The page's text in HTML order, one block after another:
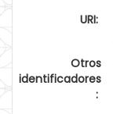
URI:
Otros
identificadores
: